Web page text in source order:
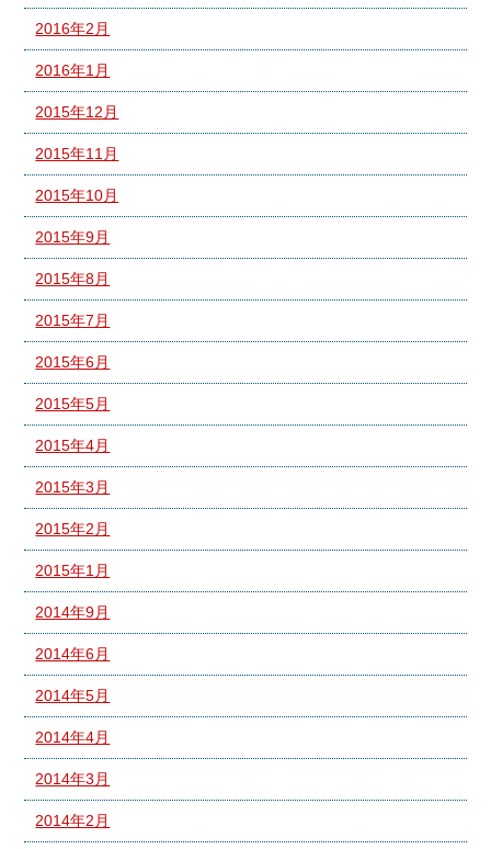
2016年2月
2016年1月
2015年12月
2015年11月
2015年10月
2015年9月
2015年8月
2015年7月
2015年6月
2015年5月
2015年4月
2015年3月
2015年2月
2015年1月
2014年9月
2014年6月
2014年5月
2014年4月
2014年3月
2014年2月